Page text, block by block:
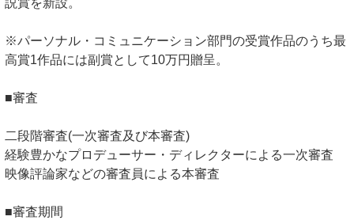
説賞を新設。
※パーソナル・コミュニケーション部門の受賞作品のうち最
高賞1作品には副賞として10万円贈呈。
■審査
二段階審査(一次審査及び本審査)
経験豊かなプロデューサー・ディレクターによる一次審査
映像評論家などの審査員による本審査
■審査期間